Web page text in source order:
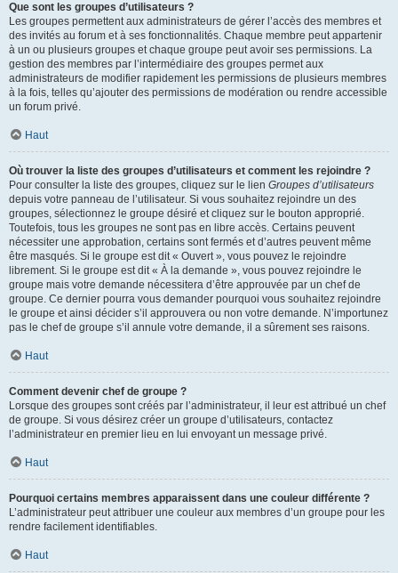
Que sont les groupes d’utilisateurs ?
Les groupes permettent aux administrateurs de gérer l’accès des membres et
des invités au forum et à ses fonctionnalités. Chaque membre peut appartenir
à un ou plusieurs groupes et chaque groupe peut avoir ses permissions. La
gestion des membres par l’intermédiaire des groupes permet aux
administrateurs de modifier rapidement les permissions de plusieurs membres
à la fois, telles qu’ajouter des permissions de modération ou rendre accessible
un forum privé.
Haut
Où trouver la liste des groupes d’utilisateurs et comment les rejoindre ?
Pour consulter la liste des groupes, cliquez sur le lien Groupes d’utilisateurs
depuis votre panneau de l’utilisateur. Si vous souhaitez rejoindre un des
groupes, sélectionnez le groupe désiré et cliquez sur le bouton approprié.
Toutefois, tous les groupes ne sont pas en libre accès. Certains peuvent
nécessiter une approbation, certains sont fermés et d’autres peuvent même
être masqués. Si le groupe est dit « Ouvert », vous pouvez le rejoindre
librement. Si le groupe est dit « À la demande », vous pouvez rejoindre le
groupe mais votre demande nécessitera d’être approuvée par un chef de
groupe. Ce dernier pourra vous demander pourquoi vous souhaitez rejoindre
le groupe et ainsi décider s’il approuvera ou non votre demande. N’importunez
pas le chef de groupe s’il annule votre demande, il a sûrement ses raisons.
Haut
Comment devenir chef de groupe ?
Lorsque des groupes sont créés par l’administrateur, il leur est attribué un chef
de groupe. Si vous désirez créer un groupe d’utilisateurs, contactez
l’administrateur en premier lieu en lui envoyant un message privé.
Haut
Pourquoi certains membres apparaissent dans une couleur différente ?
L’administrateur peut attribuer une couleur aux membres d’un groupe pour les
rendre facilement identifiables.
Haut